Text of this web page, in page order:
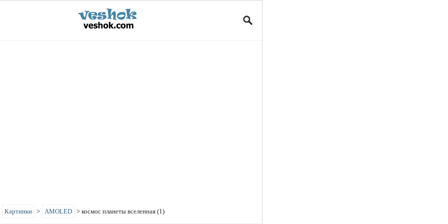
Картинки > AMOLED > космос планеты вселенная (1)